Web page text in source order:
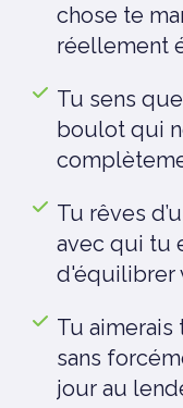
chose te
réellement
Tu sens
boulot qui
Tu rêves
avec qui tu
d'équilibrer
Tu
sans
jour au